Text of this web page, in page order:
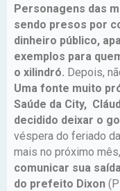
Personagens das
sendo presos por
dinheiro público,
exemplos para
o xilindró. Depois,
Uma fonte muito
Saúde da City,
decidido deixar o
véspera do feriado
mais no próximo
comunicar sua
do prefeito Dixon